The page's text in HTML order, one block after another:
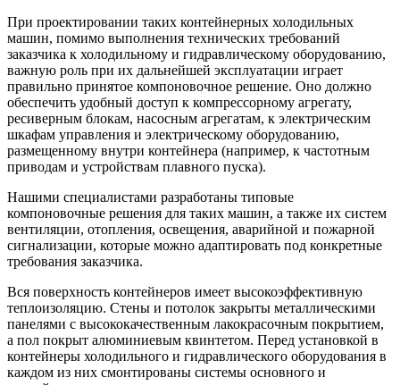
При проектировании таких контейнерных холодильных
машин, помимо выполнения технических требований
заказчика к холодильному и гидравлическому оборудованию,
важную роль при их дальнейшей эксплуатации играет
правильно принятое компоновочное решение. Оно должно
обеспечить удобный доступ к компрессорному агрегату,
ресиверным блокам, насосным агрегатам, к электрическим
шкафам управления и электрическому оборудованию,
размещенному внутри контейнера (например, к частотным
приводам и устройствам плавного пуска).
Нашими специалистами разработаны типовые
компоновочные решения для таких машин, а также их систем
вентиляции, отопления, освещения, аварийной и пожарной
сигнализации, которые можно адаптировать под конкретные
требования заказчика.
Вся поверхность контейнеров имеет высокоэффективную
теплоизоляцию. Стены и потолок закрыты металлическими
панелями с высококачественным лакокрасочным покрытием,
а пол покрыт алюминиевым квинтетом. Перед установкой в
контейнеры холодильного и гидравлического оборудования в
каждом из них смонтированы системы основного и